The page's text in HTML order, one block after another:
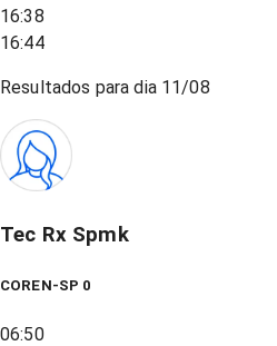
16:38
16:44
Resultados para dia 11/08
Tec Rx Spmk
COREN-SP 0
06:50